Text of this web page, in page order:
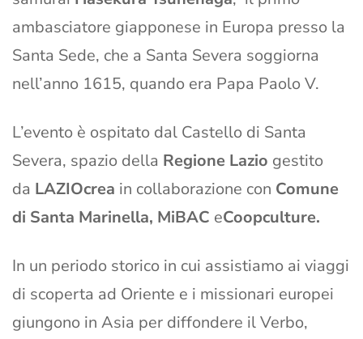
ambasciatore giapponese in Europa presso la
Santa Sede, che a Santa Severa soggiorna
nell’anno 1615, quando era Papa Paolo V.
L’evento è ospitato dal Castello di Santa
Severa, spazio della Regione Lazio gestito
da LAZIOcrea in collaborazione con Comune
di Santa Marinella, MiBAC eCoopculture.
In un periodo storico in cui assistiamo ai viaggi
di scoperta ad Oriente e i missionari europei
giungono in Asia per diffondere il Verbo,